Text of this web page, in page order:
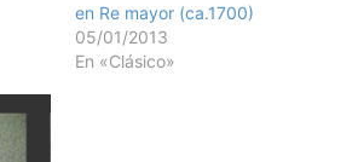
en Re mayor (ca.1700)
05/01/2013
En «Clásico»